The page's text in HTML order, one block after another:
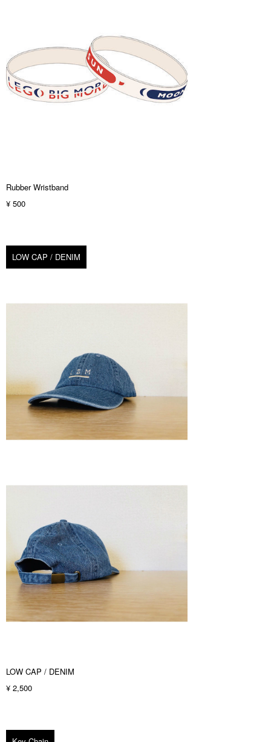
Rubber Wristband
¥ 500
LOW CAP / DENIM
LOW CAP / DENIM
¥ 2,500